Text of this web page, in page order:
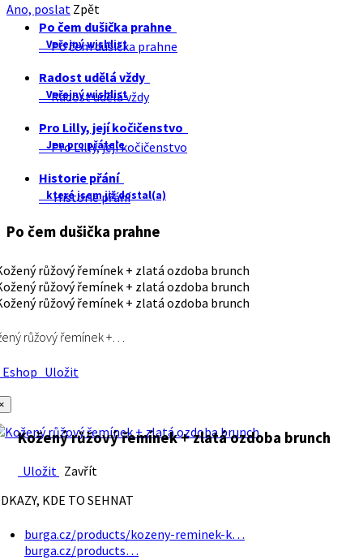
Ano, poslat Zpět
Po čem dušička prahne
Veřejný wishlist
Po čem dušička prahne
Radost udělá vždy
Veřejný wishlist
Radost udělá vždy
Pro Lilly, její kočičenstvo
Jen pro přátele
Pro Lilly, její kočičenstvo
Historie přání
které jsem již dostal(a)
Historie přání
Po čem dušička prahne
růžový řemínek +…
Uložit
Kožený růžový řemínek + zlatá ozdoba brunch
Uložit Zavřít
KDE TO SEHNAT
burga.cz/products/kozeny-reminek-k…
burga.cz/products…